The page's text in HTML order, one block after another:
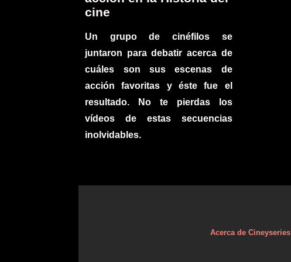
cine
Un grupo de cinéfilos se
juntaron para debatir acerca de
cuáles son sus escenas de
acción favoritas y éste fue el
resultado. No te pierdas los
vídeos de estas secuencias
inolvidables.
Acerca de Cineyseries